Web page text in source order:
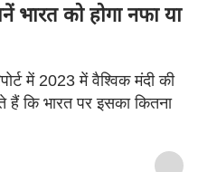
भारत को होगा नफा या
में 2023 में वैश्विक मंदी की
कि भारत पर इसका कितना